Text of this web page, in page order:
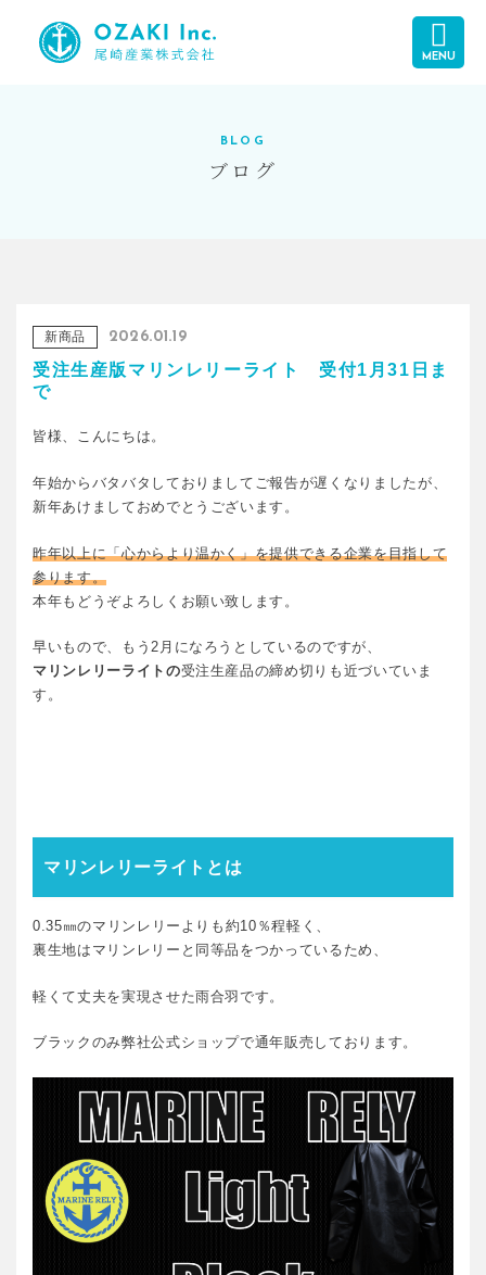
MENU
BLOG
ブログ
新商品 2026.01.19
受注生産版マリンレリーライト 受付1月31日ま
で
皆様、こんにちは。
年始からバタバタしておりましてご報告が遅くなりましたが、
新年あけましておめでとうございます。
昨年以上に「心からより温かく」を提供できる企業を目指して
参ります。
本年もどうぞよろしくお願い致します。
早いもので、もう2月になろうとしているのですが、
マリンレリーライトの受注生産品の締め切りも近づいていま
す。
マリンレリーライトとは
0.35㎜のマリンレリーよりも約10％程軽く、
裏生地はマリンレリーと同等品をつかっているため、
軽くて丈夫を実現させた雨合羽です。
ブラックのみ弊社公式ショップで通年販売しております。